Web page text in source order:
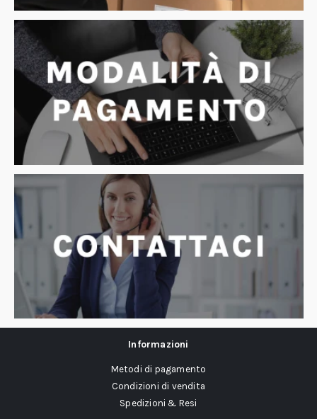
Informazioni
Metodi di pagamento
Condizioni di vendita
Spedizioni & Resi